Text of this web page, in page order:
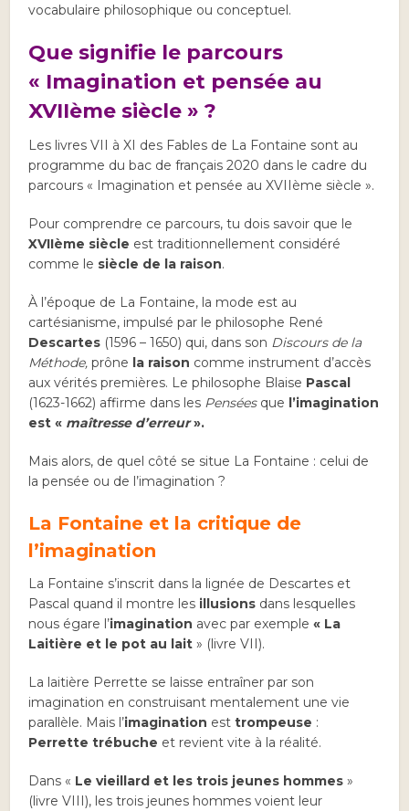
vocabulaire philosophique ou conceptuel.
Que signifie le parcours
« Imagination et pensée au
XVIIème siècle » ?
Les livres VII à XI des Fables de La Fontaine sont au
programme du bac de français 2020 dans le cadre du
parcours « Imagination et pensée au XVIIème siècle ».
Pour comprendre ce parcours, tu dois savoir que le
XVIIème siècle est traditionnellement considéré
comme le siècle de la raison.
À l’époque de La Fontaine, la mode est au
cartésianisme, impulsé par le philosophe René
Descartes (1596 – 1650) qui, dans son Discours de la
Méthode, prône la raison comme instrument d’accès
aux vérités premières. Le philosophe Blaise Pascal
(1623-1662) affirme dans les Penséesque l’imagination
est « maîtresse d’erreur».
Mais alors, de quel côté se situe La Fontaine : celui de
la pensée ou de l’imagination ?
La Fontaine et la critique de
l’imagination
La Fontaine s’inscrit dans la lignée de Descartes et
Pascal quand il montre les illusions dans lesquelles
nous égare l’imagination avec par exemple« La
Laitière et le pot au lait» (livre VII).
La laitière Perrette se laisse entraîner par son
imagination en construisant mentalement une vie
parallèle. Mais l’imagination esttrompeuse :
Perrette trébuche et revient vite à la réalité.
Dans « Le vieillard et les trois jeunes hommes »
(livre VIII), les trois jeunes hommes voient leur